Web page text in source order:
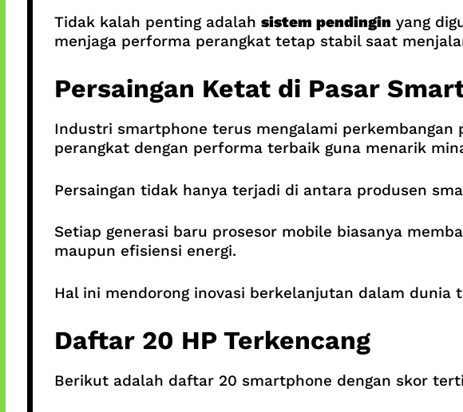
Tidak kalah penting adalah sistem pendingin yang
menjaga performa perangkat tetap stabil saat
Persaingan Ketat di Pasar
Industri smartphone terus mengalami
perangkat dengan performa terbaik guna menarik
Persaingan tidak hanya terjadi di antara produsen
Setiap generasi baru prosesor mobile biasanya
maupun efisiensi energi.
Hal ini mendorong inovasi berkelanjutan dalam dunia
Daftar 20 HP Terkencang
Berikut adalah daftar 20 smartphone dengan skor